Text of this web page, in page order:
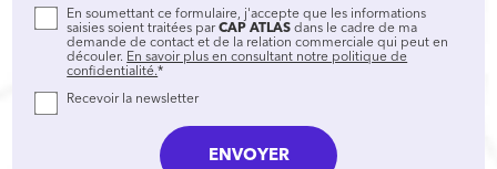
En soumettant ce formulaire, j'accepte que les informations
saisies soient traitées parCAP ATLASdans le cadre de ma
demande de contact et de la relation commerciale qui peut en
découler.En savoir plus en consultant notre politique de
confidentialité.*
Recevoir la newsletter